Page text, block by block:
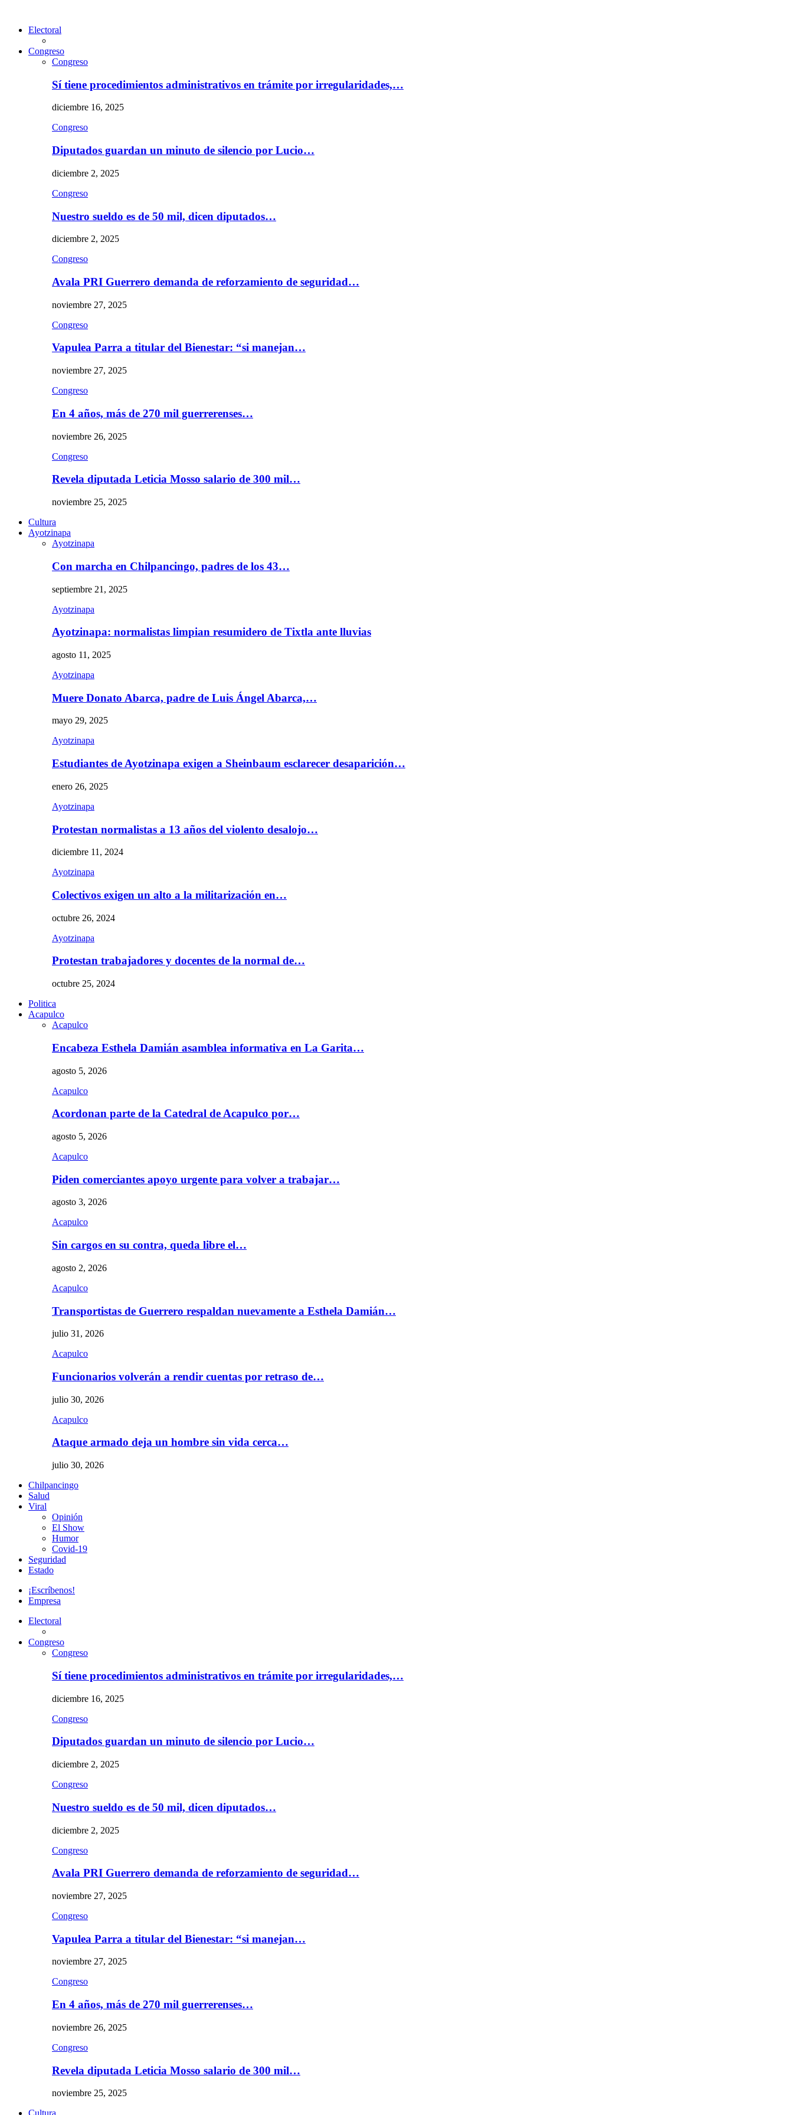
Electoral
Congreso
Congreso
Sí tiene procedimientos administrativos en trámite por irregularidades,…
diciembre 16, 2025
Congreso
Diputados guardan un minuto de silencio por Lucio…
diciembre 2, 2025
Congreso
Nuestro sueldo es de 50 mil, dicen diputados…
diciembre 2, 2025
Congreso
Avala PRI Guerrero demanda de reforzamiento de seguridad…
noviembre 27, 2025
Congreso
Vapulea Parra a titular del Bienestar: “si manejan…
noviembre 27, 2025
Congreso
En 4 años, más de 270 mil guerrerenses…
noviembre 26, 2025
Congreso
Revela diputada Leticia Mosso salario de 300 mil…
noviembre 25, 2025
Cultura
Ayotzinapa
Ayotzinapa
Con marcha en Chilpancingo, padres de los 43…
septiembre 21, 2025
Ayotzinapa
Ayotzinapa: normalistas limpian resumidero de Tixtla ante lluvias
agosto 11, 2025
Ayotzinapa
Muere Donato Abarca, padre de Luis Ángel Abarca,…
mayo 29, 2025
Ayotzinapa
Estudiantes de Ayotzinapa exigen a Sheinbaum esclarecer desaparición…
enero 26, 2025
Ayotzinapa
Protestan normalistas a 13 años del violento desalojo…
diciembre 11, 2024
Ayotzinapa
Colectivos exigen un alto a la militarización en…
octubre 26, 2024
Ayotzinapa
Protestan trabajadores y docentes de la normal de…
octubre 25, 2024
Politica
Acapulco
Acapulco
Encabeza Esthela Damián asamblea informativa en La Garita…
agosto 5, 2026
Acapulco
Acordonan parte de la Catedral de Acapulco por…
agosto 5, 2026
Acapulco
Piden comerciantes apoyo urgente para volver a trabajar…
agosto 3, 2026
Acapulco
Sin cargos en su contra, queda libre el…
agosto 2, 2026
Acapulco
Transportistas de Guerrero respaldan nuevamente a Esthela Damián…
julio 31, 2026
Acapulco
Funcionarios volverán a rendir cuentas por retraso de…
julio 30, 2026
Acapulco
Ataque armado deja un hombre sin vida cerca…
julio 30, 2026
Chilpancingo
Salud
Viral
Opinión
El Show
Humor
Covid-19
Seguridad
Estado
¡Escríbenos!
Empresa
Electoral
Congreso
Congreso
Sí tiene procedimientos administrativos en trámite por irregularidades,…
diciembre 16, 2025
Congreso
Diputados guardan un minuto de silencio por Lucio…
diciembre 2, 2025
Congreso
Nuestro sueldo es de 50 mil, dicen diputados…
diciembre 2, 2025
Congreso
Avala PRI Guerrero demanda de reforzamiento de seguridad…
noviembre 27, 2025
Congreso
Vapulea Parra a titular del Bienestar: “si manejan…
noviembre 27, 2025
Congreso
En 4 años, más de 270 mil guerrerenses…
noviembre 26, 2025
Congreso
Revela diputada Leticia Mosso salario de 300 mil…
noviembre 25, 2025